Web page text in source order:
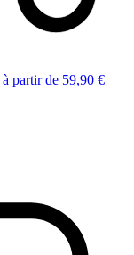
à partir de 59,90 €